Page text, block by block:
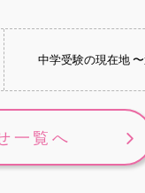
中学受験の現在地
一覧へ